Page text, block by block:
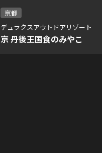
京都
デュラクスアウトドアリゾート
京 丹後王国食のみやこ